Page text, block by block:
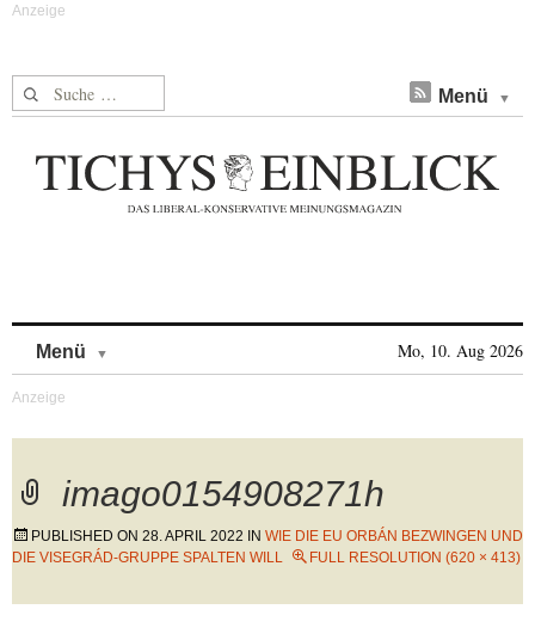
Suche nach: Menü
Menü Mo, 10. Aug 2026
imago0154908271h
PUBLISHED ON 28. APRIL 2022 IN WIE DIE EU ORBÁN BEZWINGEN UND
DIE VISEGRÁD-GRUPPE SPALTEN WILL
FULL RESOLUTION (620 × 413)